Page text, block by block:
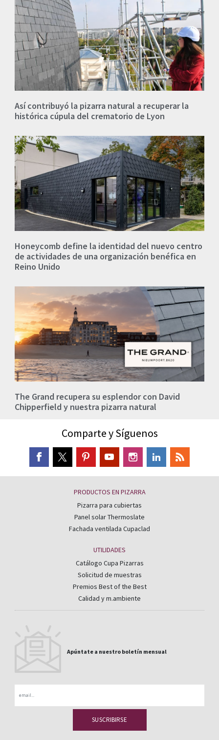
Así contribuyó la pizarra natural a recuperar la
histórica cúpula del crematorio de Lyon
Honeycomb define la identidad del nuevo centro
de actividades de una organización benéfica en
Reino Unido
The Grand recupera su esplendor con David
Chipperfield y nuestra pizarra natural
Comparte y Síguenos
PRODUCTOS EN PIZARRA
Pizarra para cubiertas
Panel solar Thermoslate
Fachada ventilada Cupaclad
UTILIDADES
Catálogo Cupa Pizarras
Solicitud de muestras
Premios Best of the Best
Calidad y m.ambiente
Apúntate a nuestro boletín mensual